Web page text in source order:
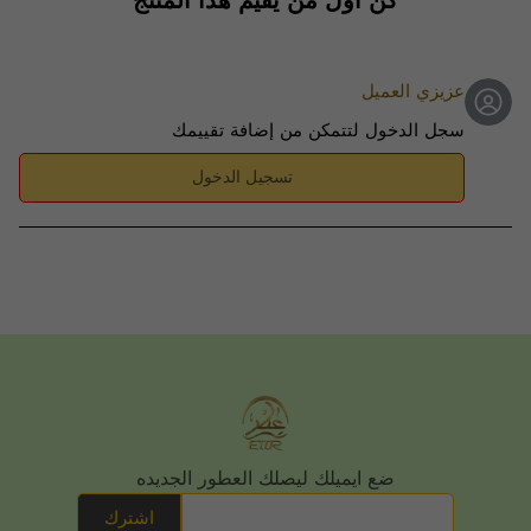
عزيزي العميل
سجل الدخول لتتمكن من إضافة تقييمك
تسجيل الدخول
ضع ايميلك ليصلك العطور الجديده
اشترك